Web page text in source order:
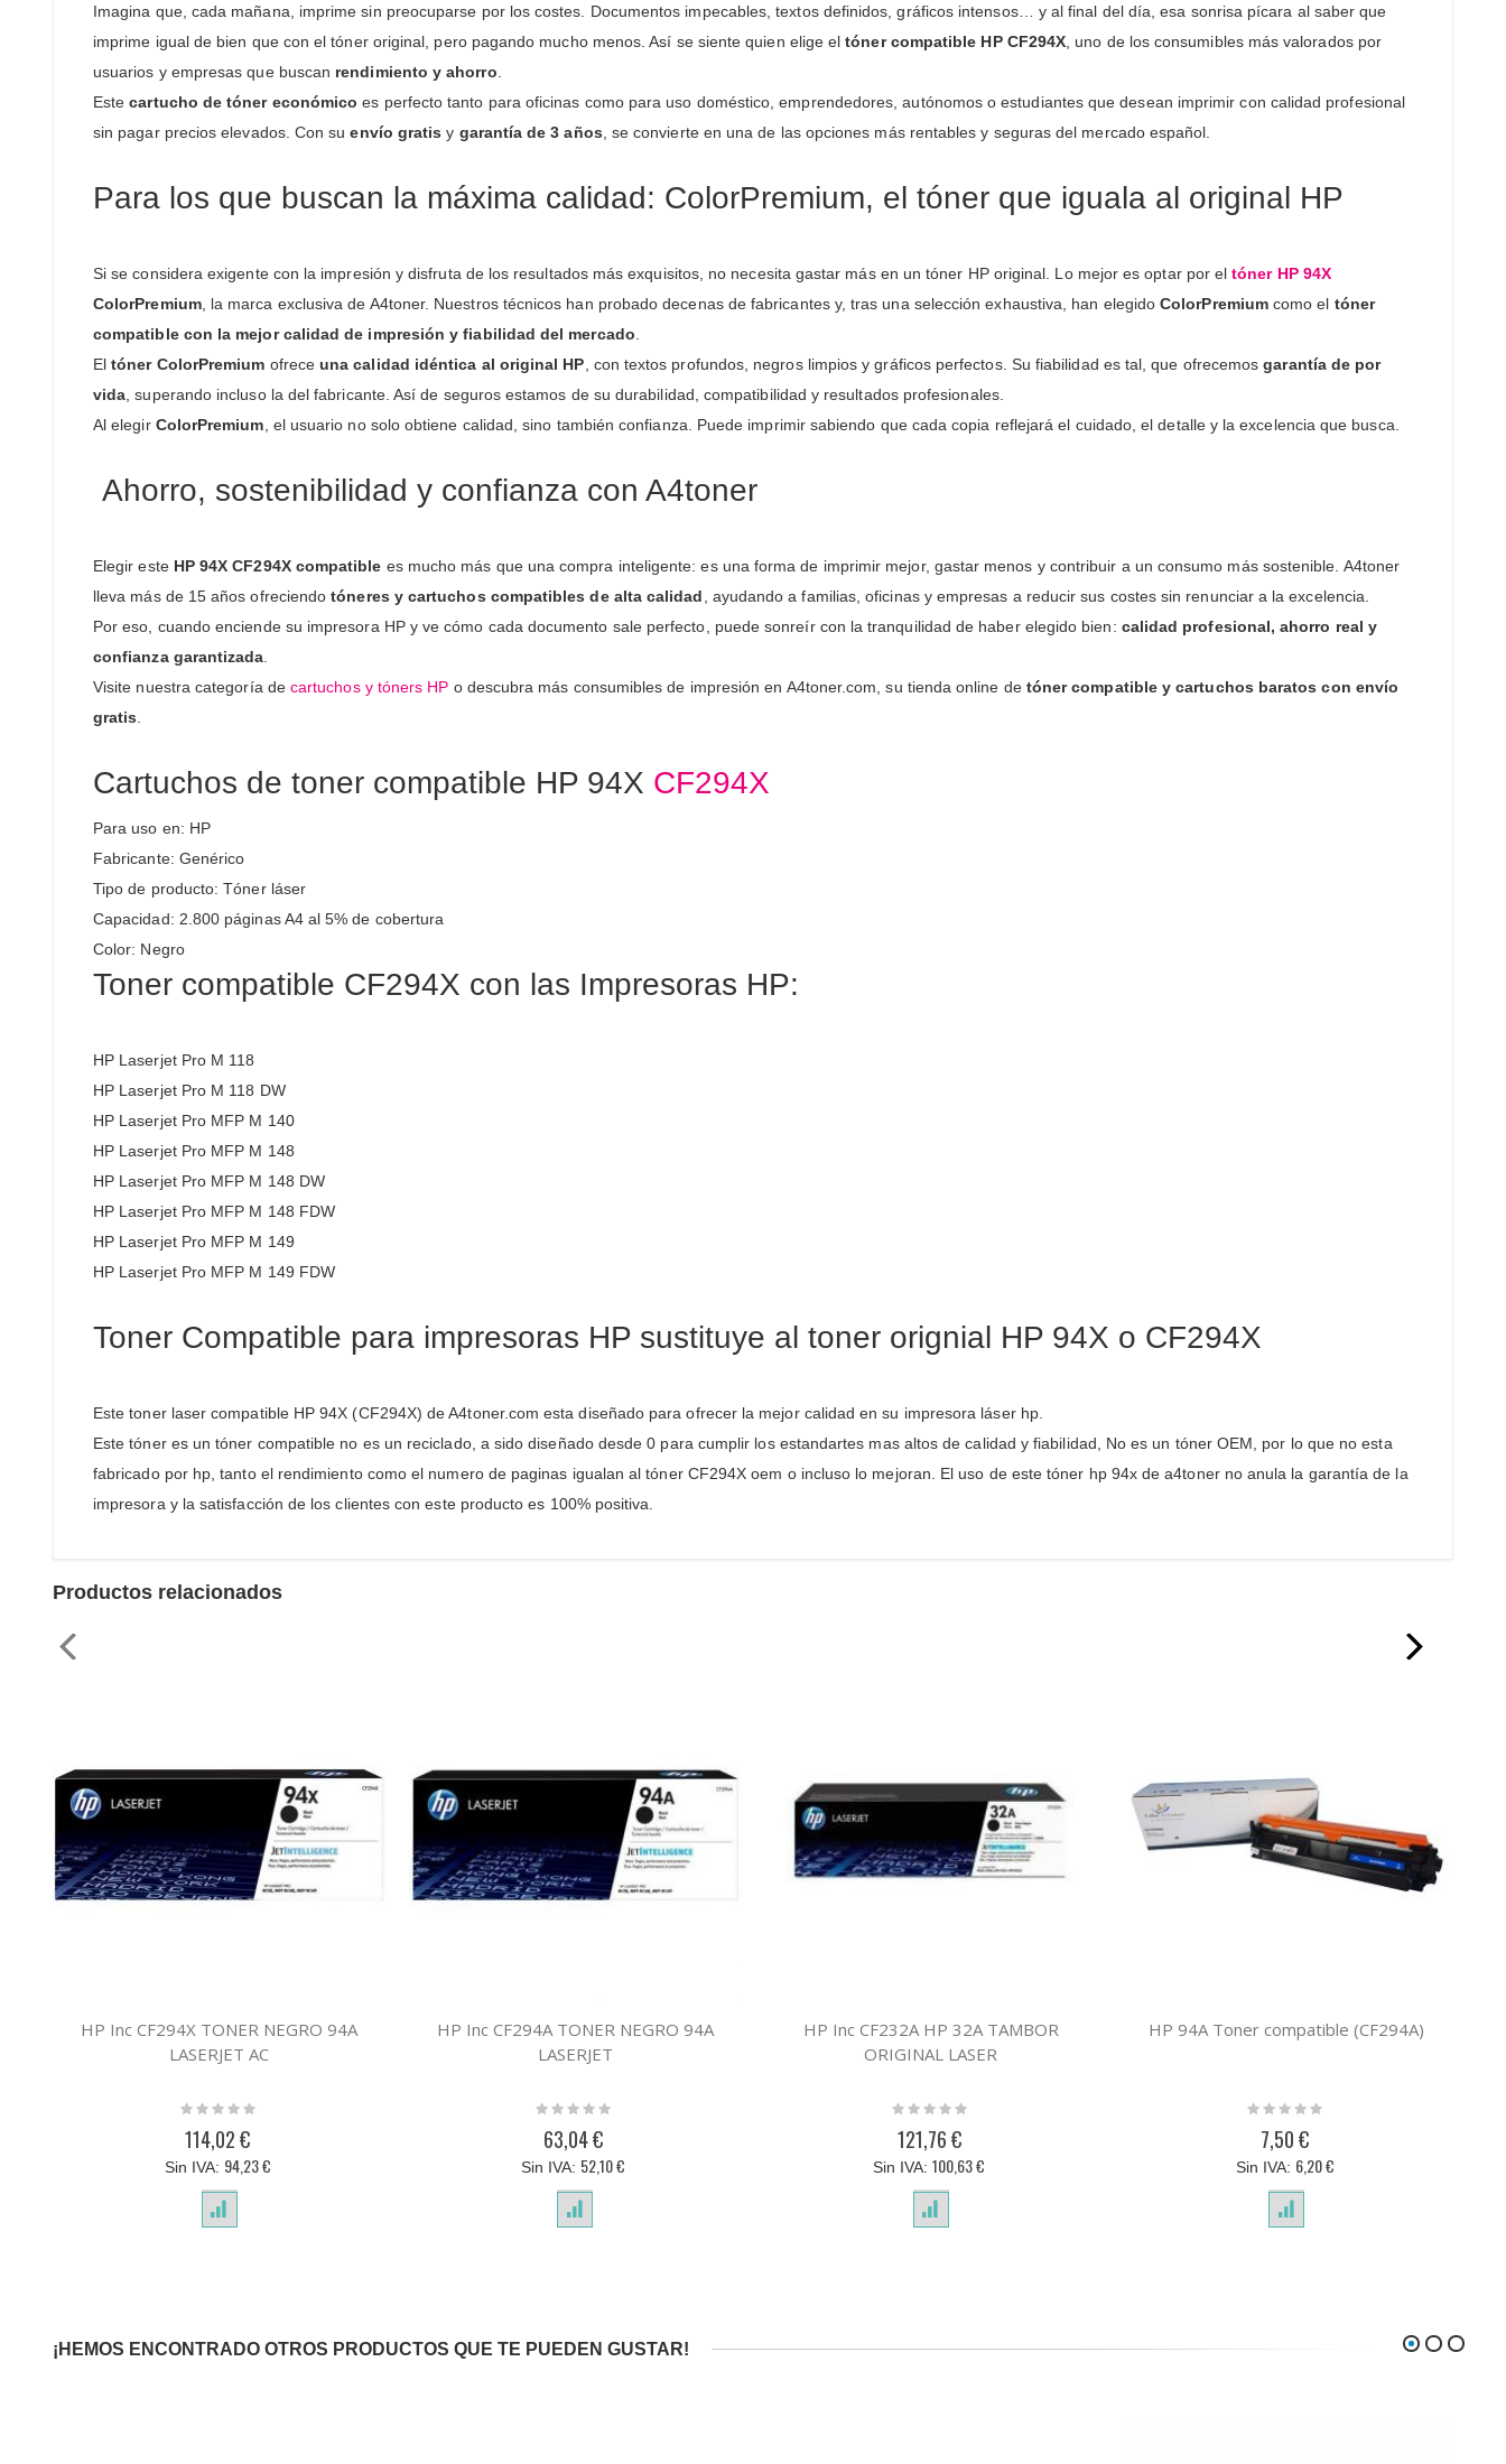
Imagina que, cada mañana, imprime sin preocuparse por los costes. Documentos impecables, textos definidos, gráficos intensos… y al final del día, esa sonrisa pícara al saber que
imprime igual de bien que con el tóner original, pero pagando mucho menos. Así se siente quien elige eltóner compatible HP CF294X , uno de los consumibles más valorados por
usuarios y empresas que buscan rendimiento y ahorro
Estecartucho de tóner económico es perfecto tanto para oficinas como para uso doméstico, emprendedores, autónomos o estudiantes que desean imprimir con calidad profesional
sin pagar precios elevados. Con suenvío gratis y garantía de 3 años , se convierte en una de las opciones más rentables y seguras del mercado español.
Para los que buscan la máxima calidad: ColorPremium, el tóner que iguala al original HP
Si se considera exigente con la impresión y disfruta de los resultados más exquisitos, no necesita gastar más en un tóner HP original. Lo mejor es optar por eltóner HP 94X
ColorPremium, la marca exclusiva de A4toner. Nuestros técnicos han probado decenas de fabricantes y, tras una selección exhaustiva, han elegidoColorPremiumcomo el tóner
compatible con la mejor calidad de impresión y fiabilidad del mercado
Eltóner ColorPremium ofreceuna calidad idéntica al original HP , con textos profundos, negros limpios y gráficos perfectos. Su fiabilidad es tal, que ofrecemosgarantía de por
vida , superando incluso la del fabricante. Así de seguros estamos de su durabilidad, compatibilidad y resultados profesionales.
Al elegir ColorPremium , el usuario no solo obtiene calidad, sino también confianza. Puede imprimir sabiendo que cada copia reflejará el cuidado, el detalle y la excelencia que busca.
Ahorro, sostenibilidad y confianza con A4toner
Elegir este HP 94X CF294X compatible es mucho más que una compra inteligente: es una forma de imprimir mejor, gastar menos y contribuir a un consumo más sostenible. A4toner
lleva más de 15 años ofreciendotóneres y cartuchos compatibles de alta calidad , ayudando a familias, oficinas y empresas a reducir sus costes sin renunciar a la excelencia.
Por eso, cuando enciende su impresora HP y ve cómo cada documento sale perfecto, puede sonreír con la tranquilidad de haber elegido bien: calidad profesional, ahorro real y
confianza garantizada
Visite nuestra categoría de cartuchos y tóners HP o descubra más consumibles de impresión en A4toner.com, su tienda online de tóner compatible y cartuchos baratos con envío
gratis
Cartuchos de toner compatible HP 94X CF294X
Para uso en: HP
Fabricante: Genérico
Tipo de producto: Tóner láser
Capacidad: 2.800 páginas A4 al 5% de cobertura
Color: Negro
Toner compatible CF294X con las Impresoras HP:
HP Laserjet Pro M 118
HP Laserjet Pro M 118 DW
HP Laserjet Pro MFP M 140
HP Laserjet Pro MFP M 148
HP Laserjet Pro MFP M 148 DW
HP Laserjet Pro MFP M 148 FDW
HP Laserjet Pro MFP M 149
HP Laserjet Pro MFP M 149 FDW
Toner Compatible para impresoras HP sustituye al toner orignial HP 94X o CF294X
Este toner laser compatible HP 94X (CF294X) de A4toner.com esta diseñado para ofrecer la mejor calidad en su impresora láser hp.
Este tóner es un tóner compatible no es un reciclado, a sido diseñado desde 0 para cumplir los estandartes mas altos de calidad y fiabilidad, No es un tóner OEM, por lo que no esta
fabricado por hp, tanto el rendimiento como el numero de paginas igualan al tóner CF294X oem o incluso lo mejoran. El uso de este tóner hp 94x de a4toner no anula la garantía de la
impresora y la satisfacción de los clientes con este producto es 100% positiva.
Productos relacionados
HP Inc CF294X TONER NEGRO 94A
LASERJET AC
Rating:
114,02 €
94,23 €
HP Inc CF294A TONER NEGRO 94A
LASERJET
Rating:
63,04 €
52,10 €
HP Inc CF232A HP 32A TAMBOR
ORIGINAL LASER
Rating:
121,76 €
100,63 €
HP 94A Toner compatible (CF294A)
Rating:
7,50 €
6,20 €
¡HEMOS ENCONTRADO OTROS PRODUCTOS QUE TE PUEDEN GUSTAR!